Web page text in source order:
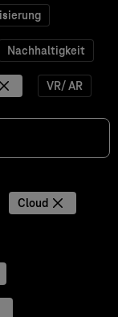
Nachhaltigkeit
VR/ AR
Cloud